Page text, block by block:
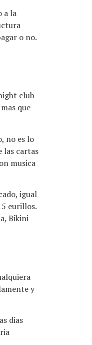
a la
o no.
club
que
no es lo
las cartas
musica
igual
eurillos.
Bikini
y
dias